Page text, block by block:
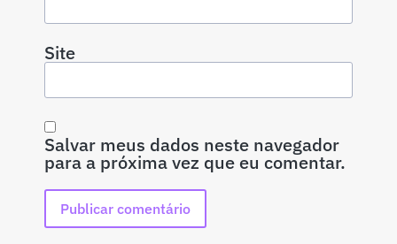
Site
Salvar meus dados neste navegador
para a próxima vez que eu comentar.